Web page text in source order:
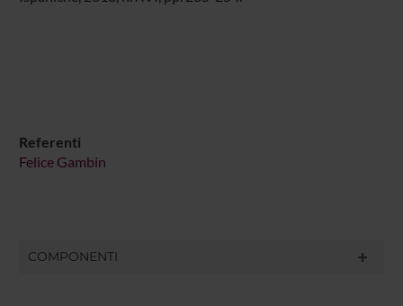
Referenti
Felice Gambin
COMPONENTI